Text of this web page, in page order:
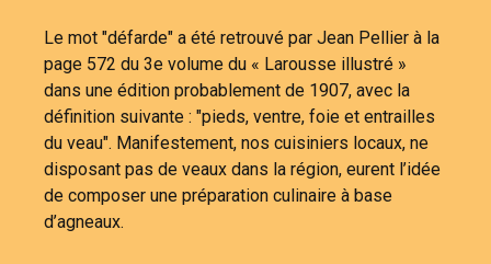
Le mot "défarde" a été retrouvé par Jean Pellier à la
page 572 du 3e volume du « Larousse illustré »
dans une édition probablement de 1907, avec la
définition suivante : "pieds, ventre, foie et entrailles
du veau". Manifestement, nos cuisiniers locaux, ne
disposant pas de veaux dans la région, eurent l’idée
de composer une préparation culinaire à base
d’agneaux.